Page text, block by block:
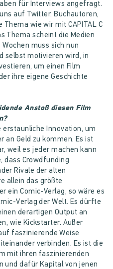
für Interviews angefragt.
auf Twitter. Buchautoren,
wie wir mit CAPITAL C
Thema scheint die Medien
muss sich nun
selbst motivieren wird, in
um einen Film
ihre eigene Geschichte
Anstoß diesen Film
Innovation, um
an Geld zu kommen. Es ist
weil es jeder machen kann
dass Crowdfunding
Rivale der alten
allein das größte
ein Comic-Verlag, so wäre es
Verlag der Welt. Es dürfte
derartigen Output an
wie Kickstarter. Außer
faszinierende Weise
verbinden. Es ist die
mit ihren faszinierenden
und dafür Kapital von jenen